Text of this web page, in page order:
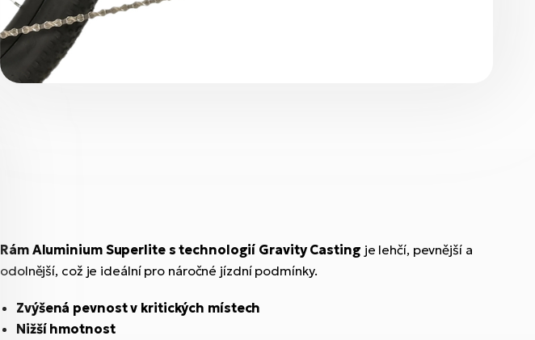
Rám Aluminium Superlite s technologií Gravity Casting je lehčí, pevnější a
odolnější, což je ideální pro náročné jízdní podmínky.
Zvýšená pevnost v kritických místech
Nižší hmotnost